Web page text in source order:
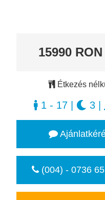
15990 RON
Étkezés
1 - 17| 3|
(004) - 0736